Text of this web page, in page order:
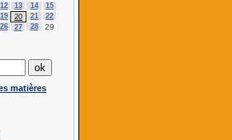
12 13 14
15
19 20 21 22
26 27 28
29
matières